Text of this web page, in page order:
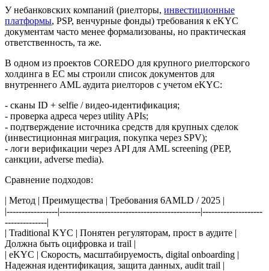
У небанковских компаний (риелторы, инвестиционные
платформы, PSP, венчурные фонды) требования к eKYC
документам часто менее формализованы, но практическая
ответственность, та же.
В одном из проектов COREDO для крупного риелторского
холдинга в ЕС мы строили список документов для
внутреннего AML аудита риелторов с учетом eKYC:
- сканы ID + selfie / видео-идентификация;
- проверка адреса через utility APIs;
- подтверждение источника средств для крупных сделок
(инвестиционная миграция, покупка через SPV);
- логи верификации через API для AML screening (PEP,
санкции, adverse media).
Сравнение подходов:
| Метод | Преимущества | Требования 6AMLD / 2025 |
|-----------------|-----------------------------------------------|--------------------
--------------|
| Traditional KYC | Понятен регуляторам, прост в аудите |
Должна быть оцифровка и trail |
| eKYC | Скорость, масштабируемость, digital onboarding |
Надежная идентификация, защита данных, audit trail |